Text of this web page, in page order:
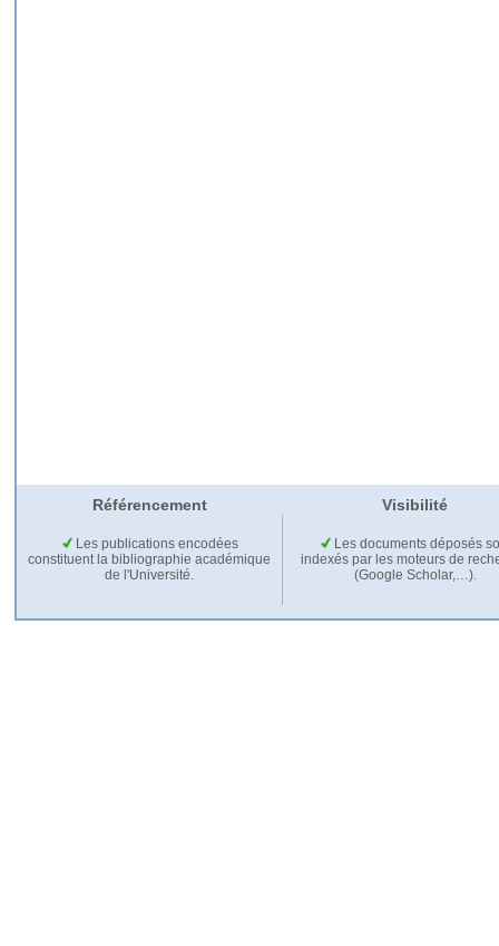
Référencement Visibilité
Les publications encodées
constituent la bibliographie académique
de l'Université.
Les documents déposés
indexés par les moteurs de
(Google Scholar,…).